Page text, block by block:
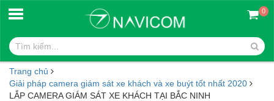
0
Trang chủ
Giải pháp camera giám sát xe khách và xe buýt tốt nhất 2020
LẮP CAMERA GIÁM SÁT XE KHÁCH TẠI BẮC NINH